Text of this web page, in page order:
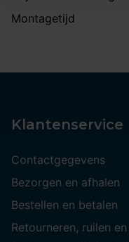
Montagetijd
Klantenservice
Contactgegevens
Bezorgen en afhalen
Bestellen en betalen
Retourneren, ruilen